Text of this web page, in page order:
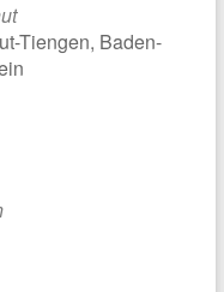
Tiengen, Baden-